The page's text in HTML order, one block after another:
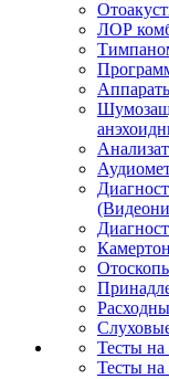
ЛОР
Тесты
Тесты на